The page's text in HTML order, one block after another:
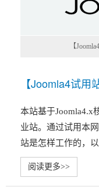
【
【Joomla4试
本站基于Joomla4.x
业站。通过试用本
站是怎样工作的，
阅读更多>>